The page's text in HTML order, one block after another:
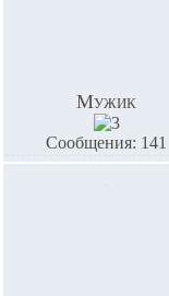
Мужик
Сообщения: 141